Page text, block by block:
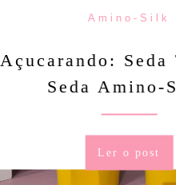
Silk
Toque de
Silk!